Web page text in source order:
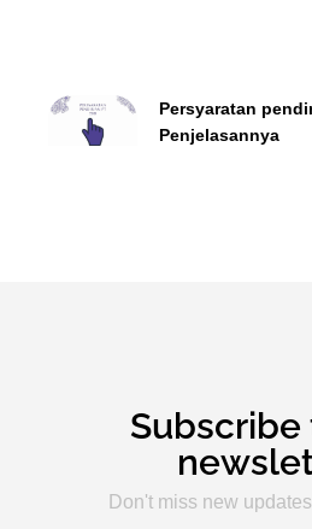
Persyaratan
Penjelasannya
Subscribe
Don't miss new